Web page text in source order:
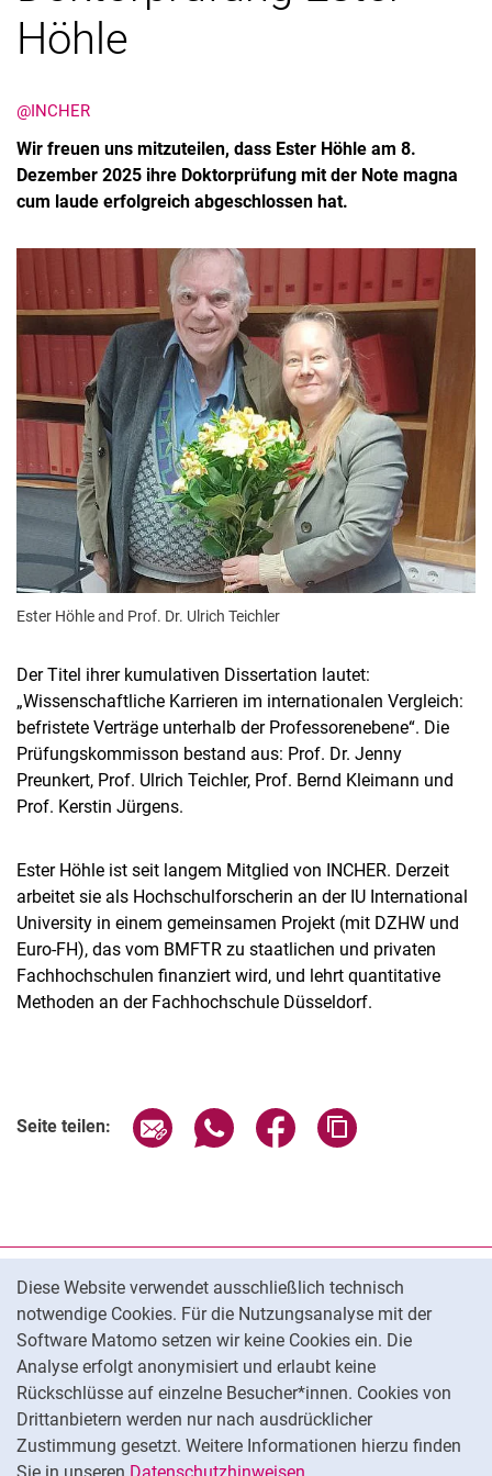
Diese Website verwendet ausschließlich technisch
notwendige Cookies. Für die Nutzungsanalyse mit der
Software Matomo setzen wir keine Cookies ein. Die
Analyse erfolgt anonymisiert und erlaubt keine
Rückschlüsse auf einzelne Besucher*innen. Cookies von
Drittanbietern werden nur nach ausdrücklicher
Zustimmung gesetzt. Weitere Informationen hierzu finden
Höhle
@INCHER
Wir freuen uns mitzuteilen, dass Ester Höhle am 8.
Dezember 2025 ihre Doktorprüfung mit der Note magna
cum laude erfolgreich abgeschlossen hat.
Ester Höhle and Prof. Dr. Ulrich Teichler
Der Titel ihrer kumulativen Dissertation lautet:
„Wissenschaftliche Karrieren im internationalen Vergleich:
befristete Verträge unterhalb der Professorenebene“. Die
Prüfungskommisson bestand aus: Prof. Dr. Jenny
Preunkert, Prof. Ulrich Teichler, Prof. Bernd Kleimann und
Prof. Kerstin Jürgens.
Ester Höhle ist seit langem Mitglied von INCHER. Derzeit
arbeitet sie als Hochschulforscherin an der IU International
University in einem gemeinsamen Projekt (mit DZHW und
Euro-FH), das vom BMFTR zu staatlichen und privaten
Fachhochschulen finanziert wird, und lehrt quantitative
Methoden an der Fachhochschule Düsseldorf.
Seite teilen: Seite über E-Mail teilen
Seite über WhatsApp teilen
Seite über Facebook
Datenschutz
Barrierefreiheit
Transparenter KI-Einsatz
Impressum
Cookie-Einstellungen